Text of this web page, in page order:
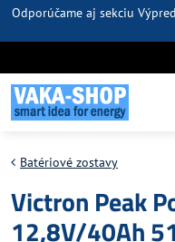
Odporúčame aj sekciu
Batériové zostavy
Victron Peak
12,8V/40Ah